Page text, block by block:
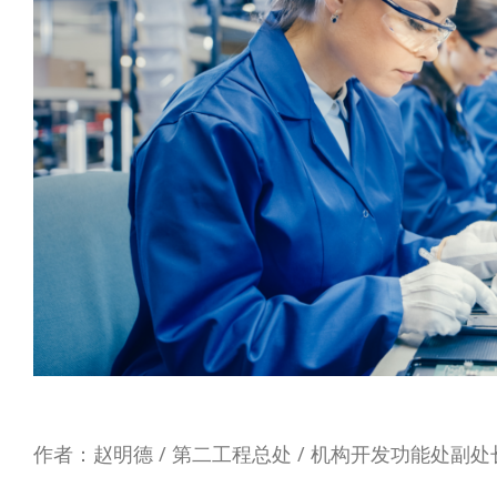
作者：赵明德 / 第二工程总处 / 机构开发功能处副处